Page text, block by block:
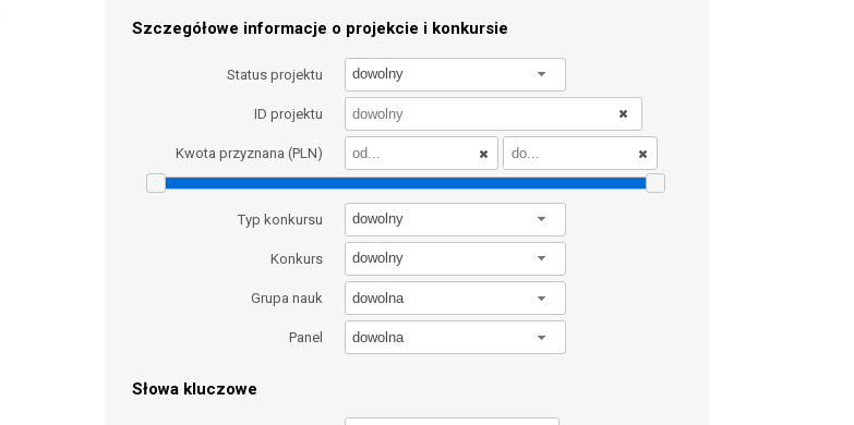
Szczegółowe informacje o projekcie i konkursie
Status projektu dowolny
ID projektu
Kwota przyznana (PLN)
Typ konkursu dowolny
Konkurs dowolny
Grupa nauk dowolna
Panel dowolna
Słowa kluczowe